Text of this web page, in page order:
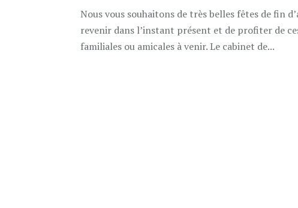
Nous vous souhaitons de très belles fêtes de fin
revenir dans l’instant présent et de profiter de
familiales ou amicales à venir. Le cabinet de...